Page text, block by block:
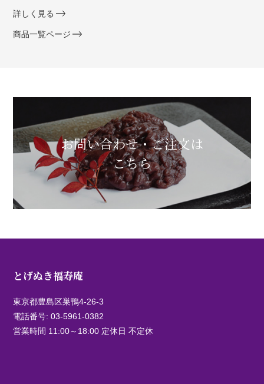
詳しく見る
商品一覧ページ
お問い合わせ・ご注文は
こちら
とげぬき福寿庵
東京都豊島区巣鴨4-26-3
電話番号:03-5961-0382
営業時間 11:00～18:00 定休日 不定休